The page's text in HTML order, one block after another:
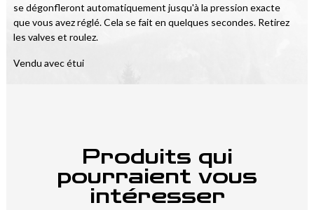
se dégonfleront automatiquement jusqu'à la pression exacte
que vous avez réglé. Cela se fait en quelques secondes. Retirez
les valves et roulez.
Vendu avec étui
Produits qui
pourraient vous
intéresser